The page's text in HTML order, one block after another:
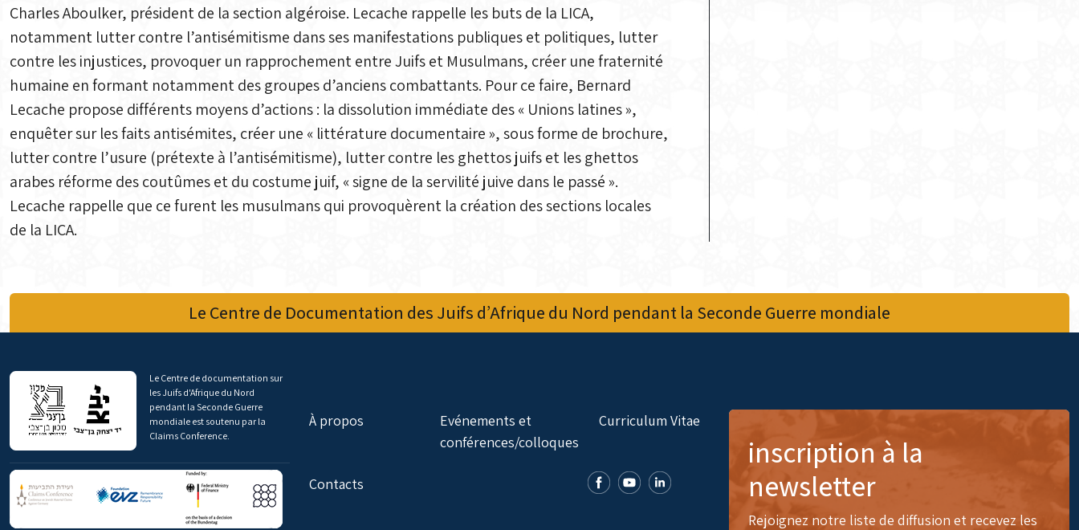
Charles Aboulker, président de la section algéroise. Lecache rappelle les buts de la LICA,
notamment lutter contre l’antisémitisme dans ses manifestations publiques et politiques, lutter
contre les injustices, provoquer un rapprochement entre Juifs et Musulmans, créer une fraternité
humaine en formant notamment des groupes d’anciens combattants. Pour ce faire, Bernard
Lecache propose différents moyens d’actions : la dissolution immédiate des « Unions latines »,
enquêter sur les faits antisémites, créer une « littérature documentaire », sous forme de brochure,
lutter contre l’usure (prétexte à l’antisémitisme), lutter contre les ghettos juifs et les ghettos
arabes réforme des coutûmes et du costume juif, « signe de la servilité juive dans le passé ».
Lecache rappelle que ce furent les musulmans qui provoquèrent la création des sections locales
de la LICA.
Le Centre de Documentation des Juifs d’Afrique du Nord pendant la Seconde Guerre mondiale
Le Centre de documentation sur
les Juifs d'Afrique du Nord
pendant la Seconde Guerre
mondiale est soutenu par la
Claims Conference.
À propos
Evénements et
conférences/colloques
Curriculum Vitae
Contacts
inscription à la
newsletter
Rejoignez notre liste de diffusion et recevez les